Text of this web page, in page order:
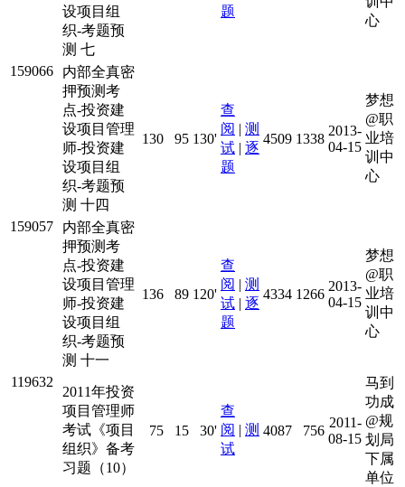
设项目组
织-考题预
测 七
题
心
159066
内部全真密
押预测考
点-投资建
设项目管理
师-投资建
设项目组
织-考题预
测 十四
130 95 130'
查
阅 | 测
试 | 逐
题
4509 1338
2013-
04-15
梦想
@职
业培
训中
心
159057
内部全真密
押预测考
点-投资建
设项目管理
师-投资建
设项目组
织-考题预
测 十一
136 89 120'
查
阅 | 测
试 | 逐
题
4334 1266
2013-
04-15
梦想
@职
业培
训中
心
119632
2011年投资
项目管理师
考试《项目
组织》备考
习题（10）
75 15 30'
查
阅 | 测
试
4087 756
2011-
08-15
马到
功成
@规
划局
下属
单位